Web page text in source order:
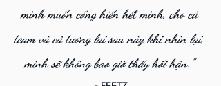
mình muốn cống hiến hết mình, cho cả
team và cả tương lai sau này khi nhìn lại,
mình sẽ không bao giờ thấy hối hận."